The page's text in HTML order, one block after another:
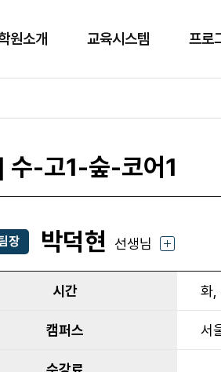
원소개 교육시스템 프로
수-고1-숲-코어1
장 박덕현 선생님
시간 화
캠퍼스 서